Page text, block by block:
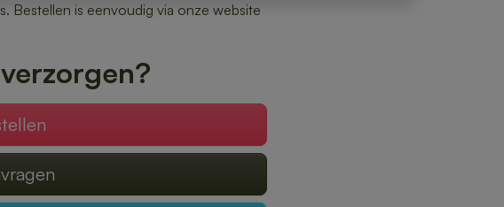
Bestellen is eenvoudig via onze website